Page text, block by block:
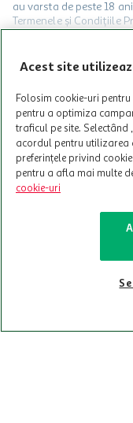
au varsta de peste 18
Termenele și Condițiile
limita a 12 unitati / card
Cardul poate fi utilizat
nu poate fi utilizat in
activitati in afara celor
nu raspunde pentru
care aceste este
intretineri sau reparatii
021-
Acest site
Folosim cookie-uri
pentru a optimiza
traficul pe site. Selectând
acordul pentru utilizarea
preferințele privind
pentru a afla mai multe
cookie-uri